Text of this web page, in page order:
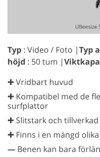
Typ : Video / Foto |Typ
höjd : 50 tum |
✚ Vridbart huvud
✚ Kompatibel med de
surfplattor
✚ Slitstark och
✚ Finns i en mängd
— Benen kan bara